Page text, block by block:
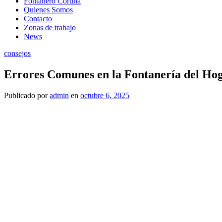
Quienes Somos
Contacto
Zonas de trabajo
News
consejos
Errores Comunes en la Fontanería del
Publicado poradmin en octubre 6, 2025